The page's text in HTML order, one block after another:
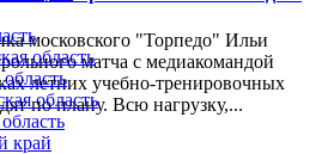
московского "Торпедо" Ильи
матча с медиакомандой
летних учебно-тренировочных
по плану. Всю нагрузку,...
область
область
край